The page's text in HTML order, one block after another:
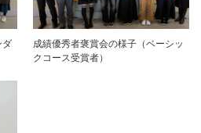
ダ
成績優秀者褒賞会の様子（ベーシッ
クコース受賞者）